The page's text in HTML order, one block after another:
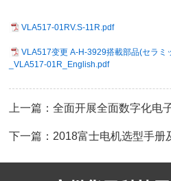
VLA517-01RV.S-11R.pdf
VLA517变更 A-H-3929搭載部品(セラミ
_VLA517-01R_English.pdf
上一篇：全面开展全面数字化电
下一篇：2018富士电机选型手册